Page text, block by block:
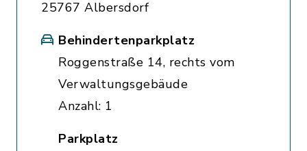
25767 Albersdorf
Behindertenparkplatz
Roggenstraße 14, rechts vom
Verwaltungsgebäude
Anzahl: 1
Parkplatz